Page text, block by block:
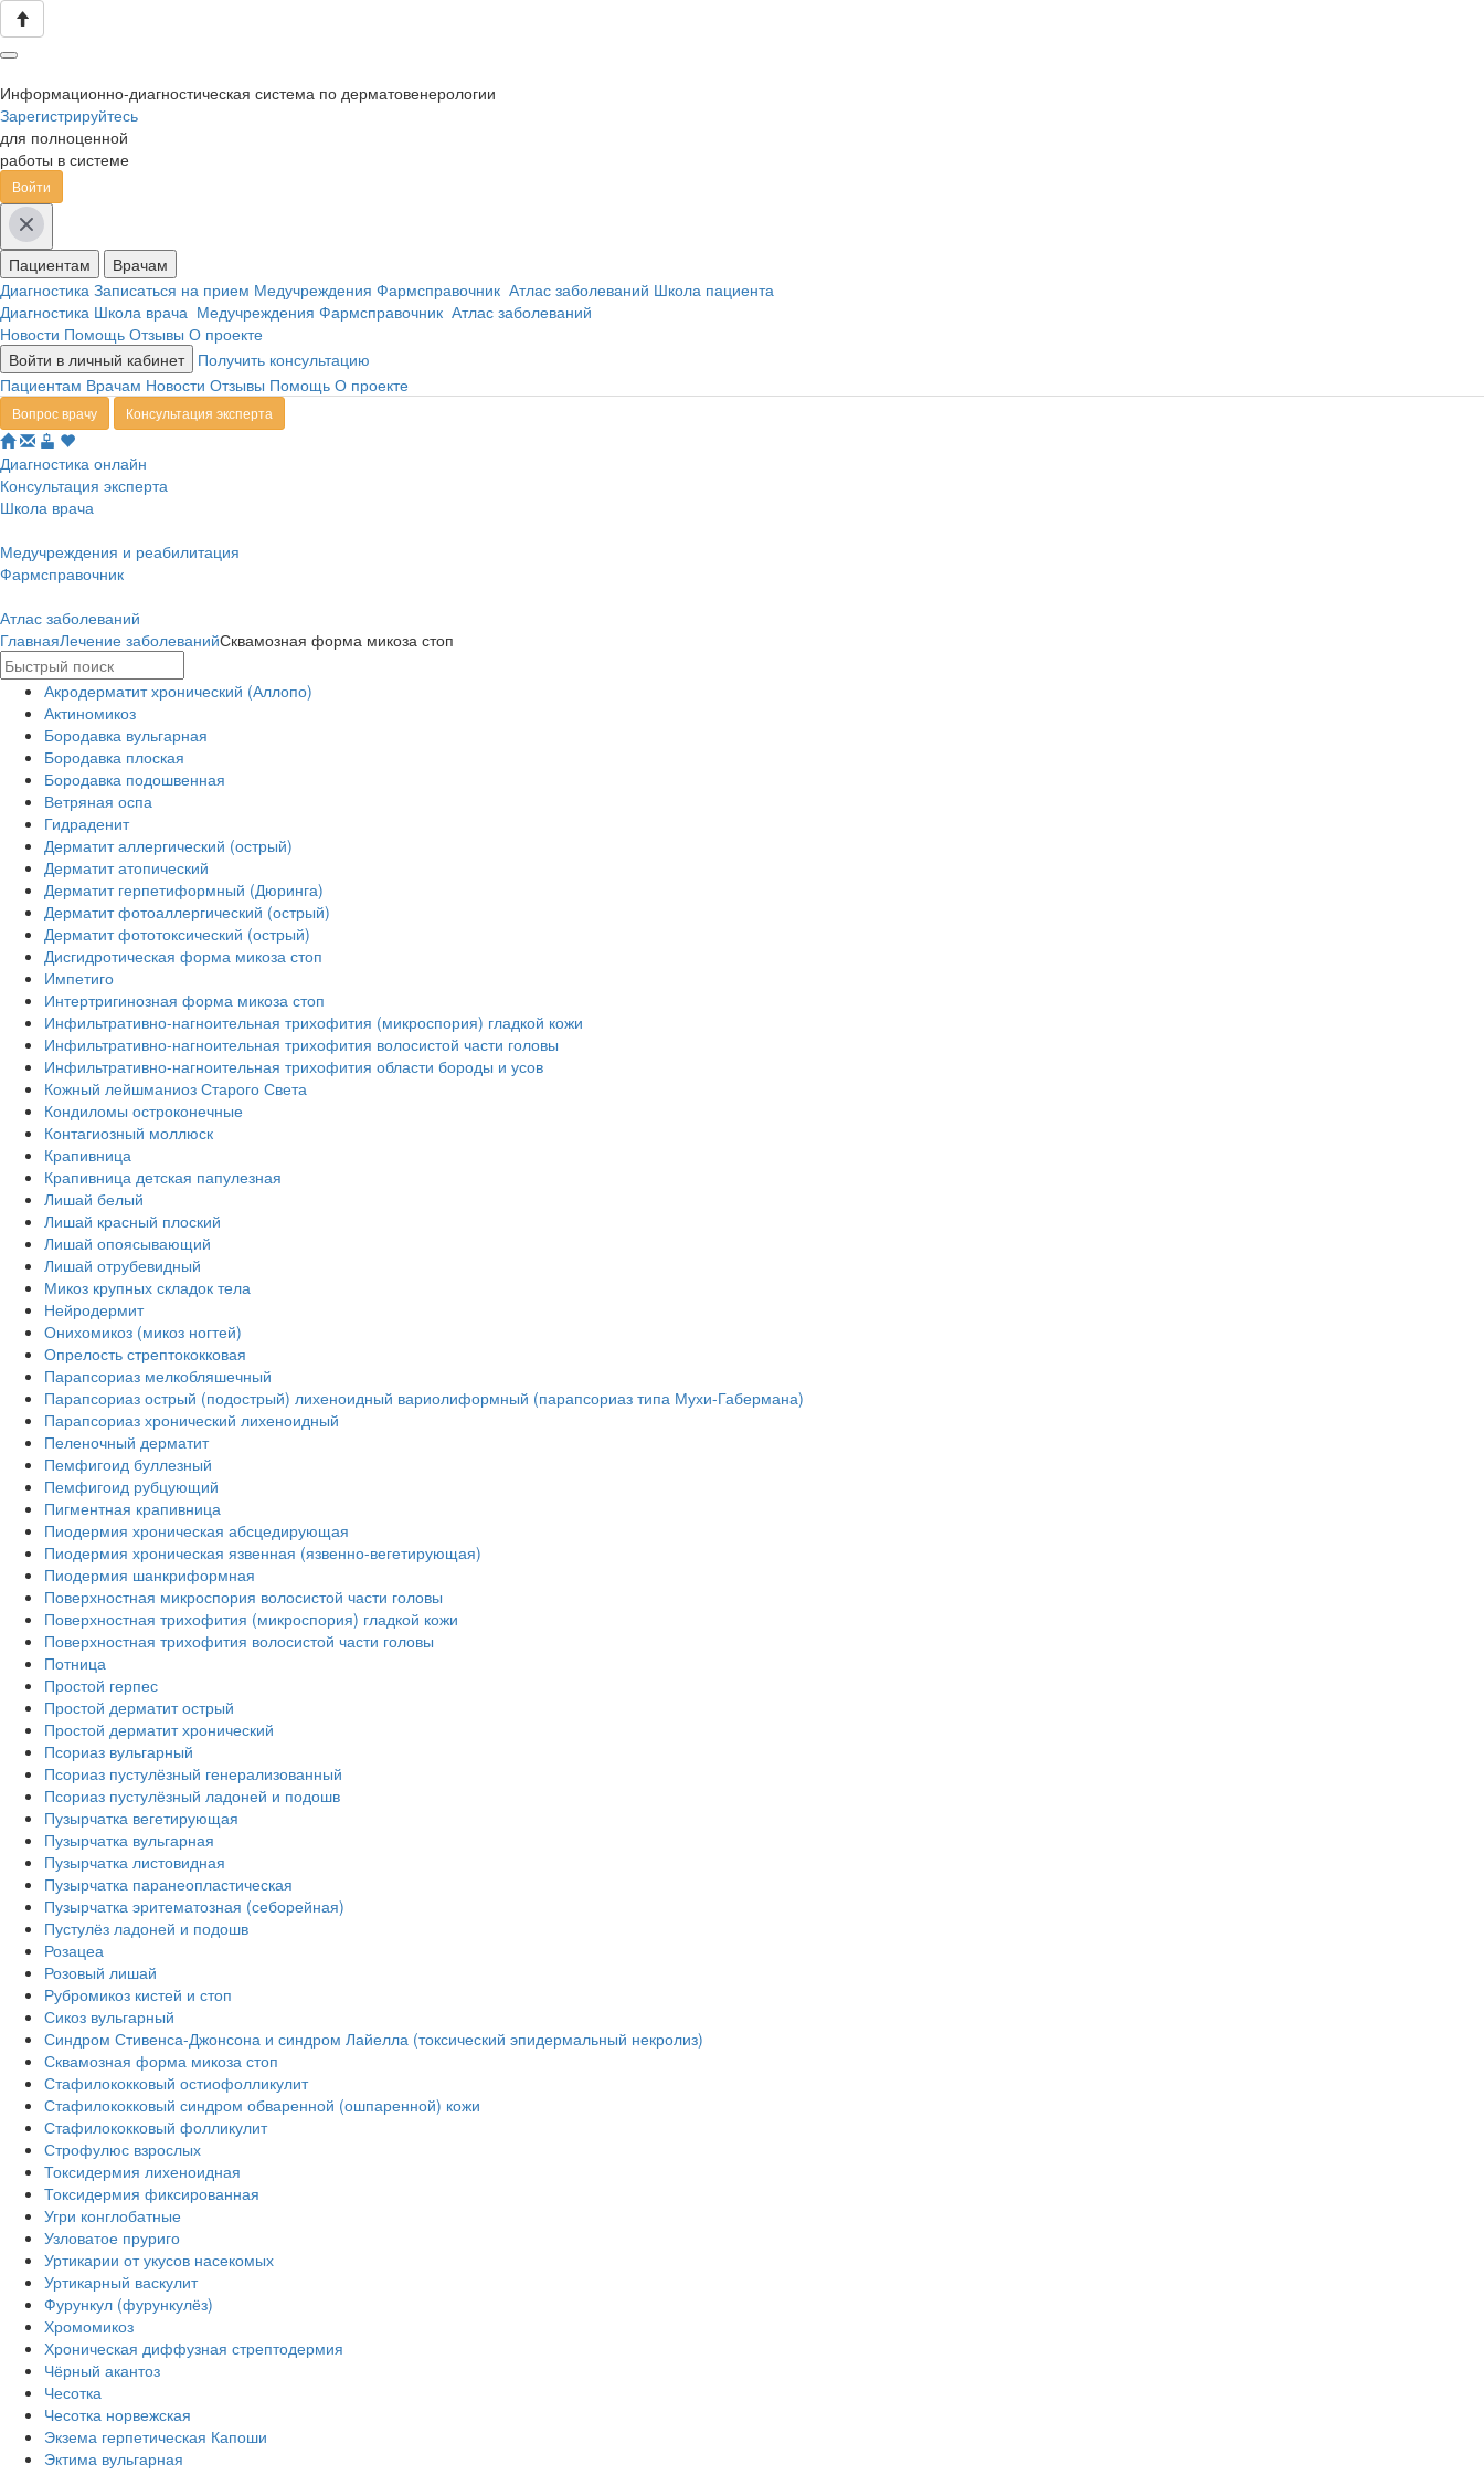
Информационно-диагностическая система по дерматовенерологии
Зарегистрируйтесь
для полноценной
работы в системе
Войти
Пациентам
Врачам
Диагностика Записаться на прием Медучреждения Фармсправочник Атлас заболеваний Школа пациента
Диагностика Школа врача Медучреждения Фармсправочник Атлас заболеваний
Новости Помощь Отзывы О проекте
Войти в личный кабинет
Получить консультацию
Пациентам Врачам Новости Отзывы Помощь О проекте
Вопрос врачу Консультация эксперта
Диагностика онлайн
Консультация эксперта
Школа врача
Медучреждения и реабилитация
Фармсправочник
Атлас заболеваний
ГлавнаяЛечение заболеванийСквамозная форма микоза стоп
Акродерматит хронический (Аллопо)
Актиномикоз
Бородавка вульгарная
Бородавка плоская
Бородавка подошвенная
Ветряная оспа
Гидраденит
Дерматит аллергический (острый)
Дерматит атопический
Дерматит герпетиформный (Дюринга)
Дерматит фотоаллергический (острый)
Дерматит фототоксический (острый)
Дисгидротическая форма микоза стоп
Импетиго
Интертригинозная форма микоза стоп
Инфильтративно-нагноительная трихофития (микроспория) гладкой кожи
Инфильтративно-нагноительная трихофития волосистой части головы
Инфильтративно-нагноительная трихофития области бороды и усов
Кожный лейшманиоз Старого Света
Кондиломы остроконечные
Контагиозный моллюск
Крапивница
Крапивница детская папулезная
Лишай белый
Лишай красный плоский
Лишай опоясывающий
Лишай отрубевидный
Микоз крупных складок тела
Нейродермит
Онихомикоз (микоз ногтей)
Опрелость стрептококковая
Парапсориаз мелкобляшечный
Парапсориаз острый (подострый) лихеноидный вариолиформный (парапсориаз типа Мухи-Габермана)
Парапсориаз хронический лихеноидный
Пеленочный дерматит
Пемфигоид буллезный
Пемфигоид рубцующий
Пигментная крапивница
Пиодермия хроническая абсцедирующая
Пиодермия хроническая язвенная (язвенно-вегетирующая)
Пиодермия шанкриформная
Поверхностная микроспория волосистой части головы
Поверхностная трихофития (микроспория) гладкой кожи
Поверхностная трихофития волосистой части головы
Потница
Простой герпес
Простой дерматит острый
Простой дерматит хронический
Псориаз вульгарный
Псориаз пустулёзный генерализованный
Псориаз пустулёзный ладоней и подошв
Пузырчатка вегетирующая
Пузырчатка вульгарная
Пузырчатка листовидная
Пузырчатка паранеопластическая
Пузырчатка эритематозная (себорейная)
Пустулёз ладоней и подошв
Розацеа
Розовый лишай
Рубромикоз кистей и стоп
Сикоз вульгарный
Синдром Стивенса-Джонсона и синдром Лайелла (токсический эпидермальный некролиз)
Сквамозная форма микоза стоп
Стафилококковый остиофолликулит
Стафилококковый синдром обваренной (ошпаренной) кожи
Стафилококковый фолликулит
Строфулюс взрослых
Токсидермия лихеноидная
Токсидермия фиксированная
Угри конглобатные
Узловатое пруриго
Уртикарии от укусов насекомых
Уртикарный васкулит
Фурункул (фурункулёз)
Хромомикоз
Хроническая диффузная стрептодермия
Чёрный акантоз
Чесотка
Чесотка норвежская
Экзема герпетическая Капоши
Эктима вульгарная